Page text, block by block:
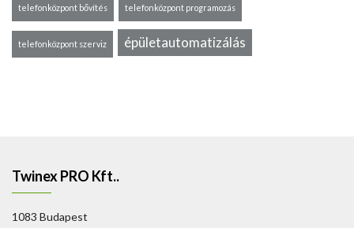
telefonközpont bővítés telefonközpont programozás
telefonközpont szerviz épületautomatizálás
Twinex PRO Kft..
1083 Budapest